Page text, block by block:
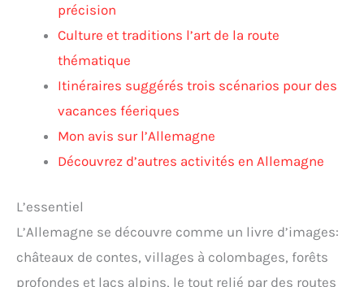
précision
Culture et traditions l’art de la route
thématique
Itinéraires suggérés trois scénarios pour des
vacances féeriques
Mon avis sur l’Allemagne
Découvrez d’autres activités en Allemagne
L’essentiel
L’Allemagne se découvre comme un livre d’images:
châteaux de contes, villages à colombages, forêts
profondes et lacs alpins, le tout relié par des routes